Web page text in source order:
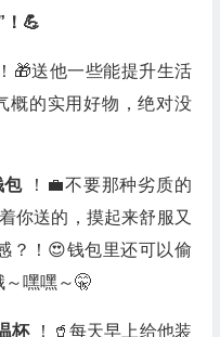
！💪
🎁送他一些能提升生活
概的实用好物，绝对没
包
！💼不要那种劣质的
你送的，摸起来舒服又
？！😍钱包里还可以偷
嘿嘿～🤫
杯
！🥤每天早上给他装